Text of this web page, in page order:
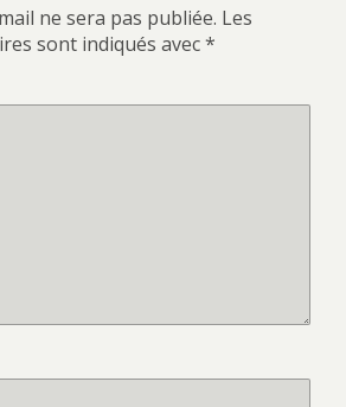
ne sera pas publiée. Les
sont indiqués avec*